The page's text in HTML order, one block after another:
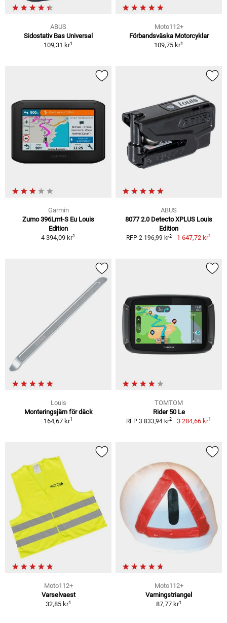
ABUS
Sidostativ Bas Universal
109,31 kr1
Moto112+
Förbandsväska Motorcyklar
109,75 kr1
Garmin
Zumo 396Lmt-S Eu Louis
Edition
4 394,09 kr1
ABUS
8077 2.0 Detecto XPLUS Louis
Edition
RFP 2 196,99 kr2 1 647,72 kr1
Louis
Monteringsjärn för däck
164,67 kr1
TOMTOM
Rider 50 Le
RFP 3 833,94 kr2 3 284,66 kr1
Moto112+
Varselvaest
32,85 kr1
Moto112+
Varningstriangel
87,77 kr1